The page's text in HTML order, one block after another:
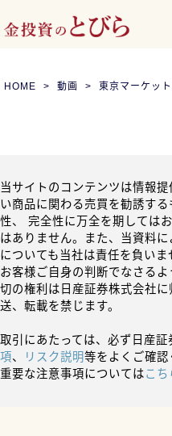
HOME 動画 東京マーケッ
当サイトのコンテンツは情報
い商品に関わる売買を勧誘す
性、 完全性に万全を期しては
はありません。また、当資料
についても当社は責任を負いま
お客様ご自身の判断でなさる
切の権利は日産証券株式会社
送、転載を禁じます。
取引にあたっては、必ず日産
項、 リスク説明等をよくご確認
重要な注意事項についてはこち